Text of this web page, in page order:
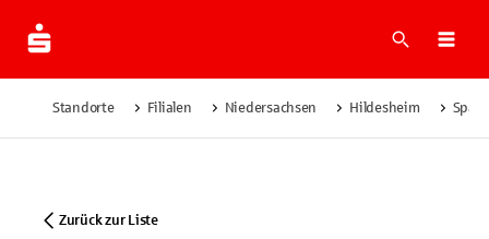
Suche
Standorte Filialen Niedersachsen Hildesheim
Zurück zur Liste